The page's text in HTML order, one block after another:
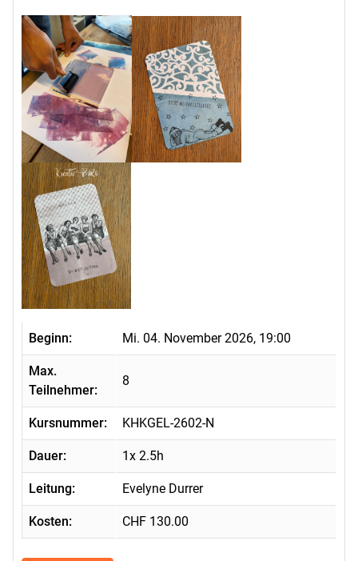
Beginn: Mi. 04. November 2026, 19:00
Max.
Teilnehmer:
8
Kursnummer: KHKGEL-2602-N
Dauer: 1x 2.5h
Leitung: Evelyne Durrer
Kosten: CHF 130.00